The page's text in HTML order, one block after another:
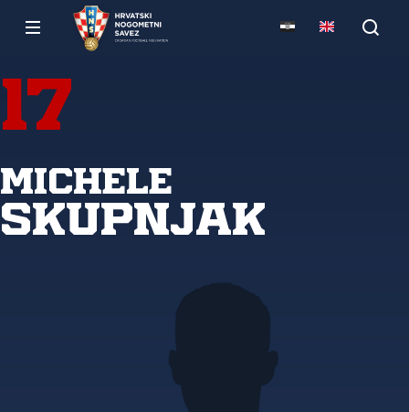
17
Michele
Skupnjak